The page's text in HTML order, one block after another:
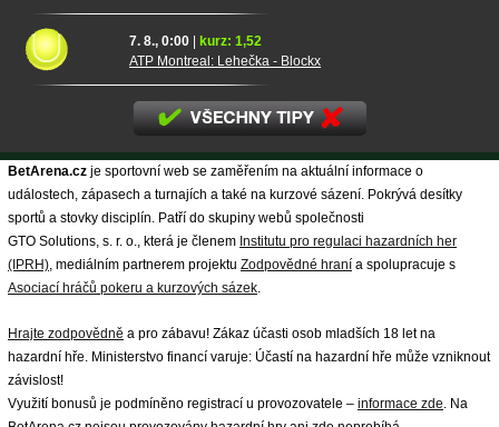
7. 8., 0:00
kurz: 1,52
ATP Montreal: Lehečka - Blockx
BetArena.cz je sportovní web se zaměřením na aktuální informace o
událostech, zápasech a turnajích a také na kurzové sázení. Pokrývá desítky
sportů a stovky disciplín. Patří do skupiny webů společnosti
GTO Solutions, s. r. o., která je členem Institutu pro regulaci hazardních her
(IPRH), mediálním partnerem projektu Zodpovědné hraní a spolupracuje s
Asociací hráčů pokeru a kurzových sázek.
Hrajte zodpovědně a pro zábavu! Zákaz účasti osob mladších 18 let na
hazardní hře. Ministerstvo financí varuje: Účastí na hazardní hře může vzniknout
závislost!
Využití bonusů je podmíněno registrací u provozovatele – informace zde. Na